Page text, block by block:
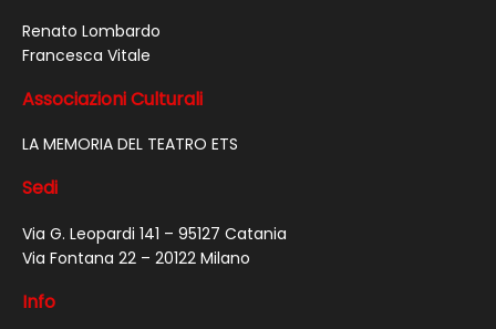
Renato Lombardo
Francesca Vitale
Associazioni Culturali
LA MEMORIA DEL TEATRO ETS
Sedi
Via G. Leopardi 141 – 95127 Catania
Via Fontana 22 – 20122 Milano
Info